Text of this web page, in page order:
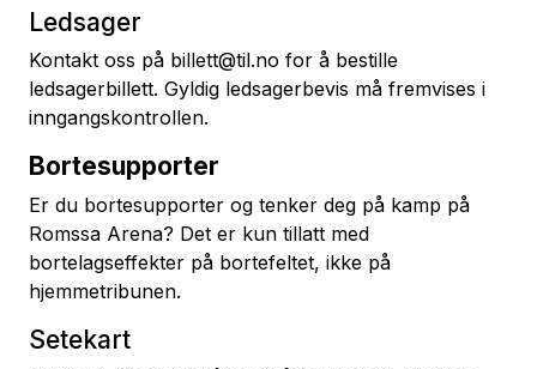
Ledsager
Kontakt oss på billett@til.no for å bestille
ledsagerbillett. Gyldig ledsagerbevis må fremvises i
inngangskontrollen.
Bortesupporter
Er du bortesupporter og tenker deg på kamp på
Romssa Arena? Det er kun tillatt med
bortelagseffekter på bortefeltet, ikke på
hjemmetribunen.
Setekart